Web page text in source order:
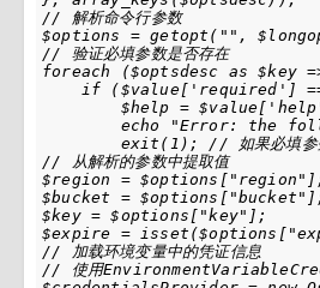
// 解析命令行参数
$options = getopt("",
// 验证必填参数是否存在
foreach ($optsdesc as $key
if ($value['required']
$help =
echo "Error: the
exit(1); // 如果必填参
// 从解析的参数中提取值
$region = $options["region"];
$bucket =
$key = $options["key"];
$expire =
// 加载环境变量中的凭证信息
// 使用